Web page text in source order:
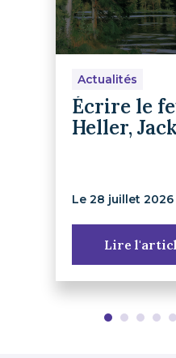
Actualités
Écrire le
Heller,
Le 28 juillet 2026
Lire